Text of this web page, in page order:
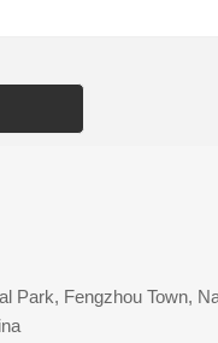
Park, Fengzhou Town,